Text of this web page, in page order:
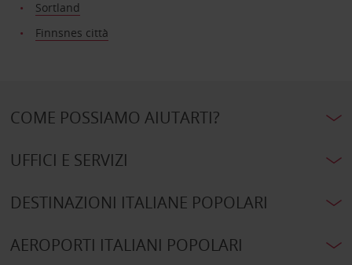
Sortland
Finnsnes città
COME POSSIAMO AIUTARTI?
UFFICI E SERVIZI
DESTINAZIONI ITALIANE POPOLARI
AEROPORTI ITALIANI POPOLARI